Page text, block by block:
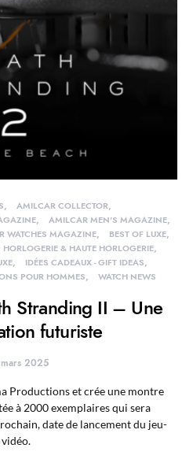
AMILCAR COLLECTOR
AMILCAR MEN'S MAGAZINE
WATCHES MAGAZINE
BEST OF LUXE
HORLOGERIE & HAUTE HORLOGERIE
IDÉES CADEAUX - GIFT IDEAS
POUR HOMMES WATCH NEWS
Stranding II – Une
futuriste
2025
Productions et crée une montre
à 2000 exemplaires qui sera
date de lancement du jeu-
vidéo.